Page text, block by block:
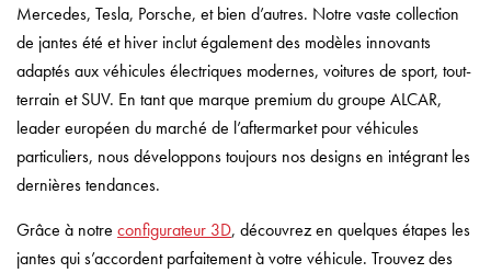
Mercedes, Tesla, Porsche, et bien d’autres. Notre vaste collection
de jantes été et hiver inclut également des modèles innovants
adaptés aux véhicules électriques modernes, voitures de sport, tout-
terrain et SUV. En tant que marque premium du groupe ALCAR,
leader européen du marché de l’aftermarket pour véhicules
particuliers, nous développons toujours nos designs en intégrant les
dernières tendances.
Grâce à notre configurateur 3D, découvrez en quelques étapes les
jantes qui s’accordent parfaitement à votre véhicule. Trouvez des